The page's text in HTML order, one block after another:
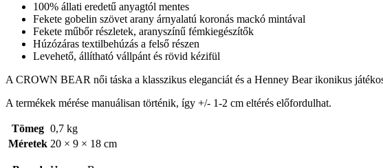
100% állati eredetű anyagtól mentes
Fekete gobelin szövet arany árnyalatú koronás mackó mintával
Fekete műbőr részletek, aranyszínű fémkiegészítők
Húzózáras textilbehúzás a felső részen
Levehető, állítható vállpánt és rövid kézifül
A CROWN BEAR női táska a klasszikus eleganciát és a Henney Bear ikonikus
A termékek mérése manuálisan történik, így +/- 1-2 cm eltérés előfordulhat.
Tömeg 0,7 kg
Méretek 20 × 9 × 18 cm